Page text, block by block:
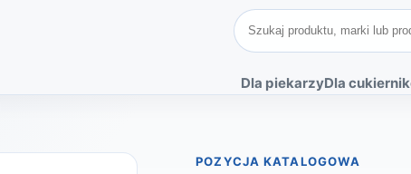
Szukaj produktów
Dla piekarzyDla
POZYCJA KATALOGOWA